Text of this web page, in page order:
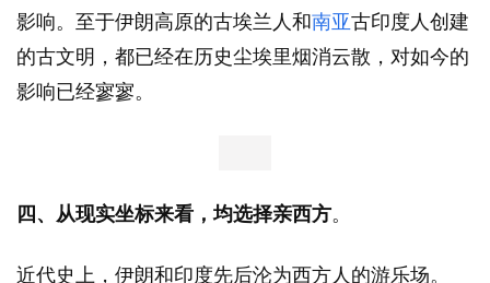
影响。至于伊朗高原的古埃兰人和南亚古印度人创建
的古文明，都已经在历史尘埃里烟消云散，对如今的
影响已经寥寥。
四、从现实坐标来看，均选择亲西方。
近代史上，伊朗和印度先后沦为西方人的游乐场。